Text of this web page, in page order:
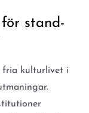
stand-
fria kulturlivet i